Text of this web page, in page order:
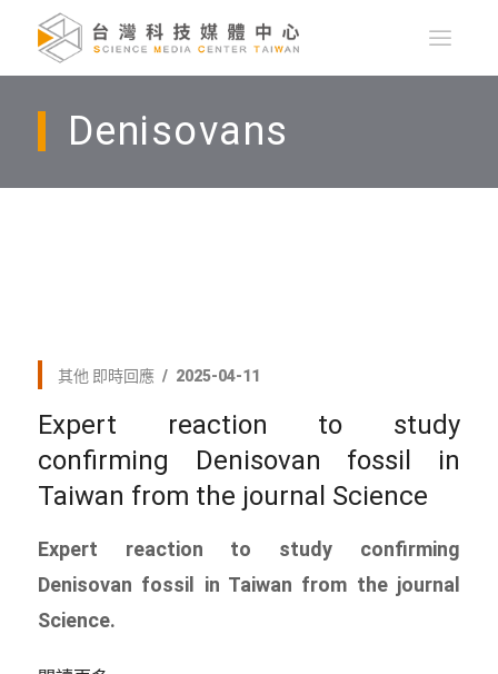
Denisovans
其他 即時回應 2025-04-11
Expert reaction to study
confirming Denisovan fossil in
Taiwan from the journal Science
Expert reaction to study confirming
Denisovan fossil in Taiwan from the journal
Science.